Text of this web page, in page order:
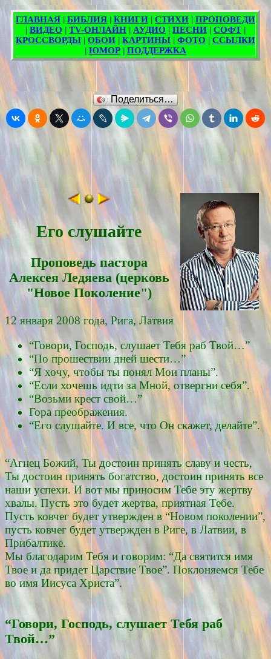
Поделиться…
Его слушайте
Проповедь пасторa
Алексея Ледяевa (церковь
"Новое Поколение")
12 января 2008 года, Рига, Латвия
“Говори, Господь, слушает Тебя раб Твой…”
“По прошествии дней шести…”
“Я хочу, чтобы ты понял Мои планы”.
“Если хочешь идти за Мной, отвергни себя”.
“Возьми крест свой…”
Гора преображения.
“Его слушайте. И все, что Он скажет, делайте”.
“Агнец Божий, Ты достоин принять славу и честь,
Ты достоин принять богатство, достоин принять все
наши успехи. И вот мы приносим Тебе эту жертву
хвалы. Пусть это будет жертва, приятная Тебе.
Пусть ковчег будет утвержден в “Новом поколении”,
пусть ковчег будет утвержден в Риге, в Латвии, в
Прибалтике.
Мы благодарим Тебя и говорим: “Да святится имя
Твое и да придет Царствие Твое”. Поклоняемся Тебе
во имя Иисуса Христа”.
“Говори, Господь, слушает Тебя раб
Твой…”